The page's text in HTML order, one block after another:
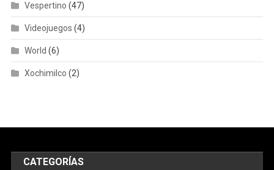
Vespertino (47)
Videojuegos (4)
World (6)
Xochimilco (2)
CATEGORÍAS